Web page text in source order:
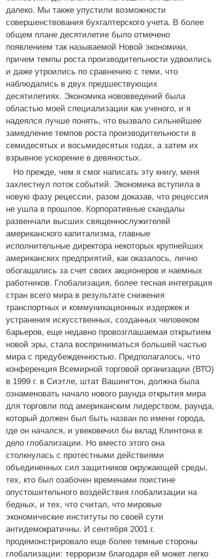
далеко. Мы также упустили возможности
совершенствования бухгалтерского учета. В более
общем плане десятилетие было отмечено
появлением так называемой Новой экономики,
причем темпы роста производительности удвоились
и даже утроились по сравнению с теми, что
наблюдались в двух предшествующих
десятилетиях. Экономика нововведений была
областью моей специализации как ученого, и я
надеялся лучше понять, что вызвало сильнейшее
замедление темпов роста производительности в
семидесятых и восьмидесятых годах, а затем их
взрывное ускорение в девяностых.
Но прежде, чем я смог написать эту книгу, меня
захлестнул поток событий. Экономика вступила в
новую фазу рецессии, разом доказав, что рецессия
не ушла в прошлое. Корпоративные скандалы
развенчали высших священнослужителей
американского капитализма, главные
исполнительные директора некоторых крупнейших
американских предприятий, как оказалось, лично
обогащались за счет своих акционеров и наемных
работников. Глобализация, более тесная интеграция
стран всего мира в результате снижения
транспортных и коммуникационных издержек и
устранения искусственных, созданных человеком
барьеров, еще недавно провозглашаемая открытием
новой эры, стала восприниматься большей частью
мира с предубежденностью. Предполагалось, что
конференция Всемирной торговой организации (ВТО)
в 1999 г. в Сиэтле, штат Вашингтон, должна была
ознаменовать начало нового раунда открытия мира
для торговли под американским лидерством, раунда,
который должен был быть назван по имени города,
где он начался, и увековечил бы вклад Клинтона в
дело глобализации. Но вместо этого она
столкнулась с протестными действиями
объединенных сил защитников окружающей среды,
тех, кто был озабочен временами поистине
опустошительного воздействия глобализации на
бедных, и тех, что считал, что мировые
экономические институты по своей сути
антидемократичны. И сентября 2001 г.
продемонстрировало еще более темные стороны
глобализации: терроризм благодаря ей может легко